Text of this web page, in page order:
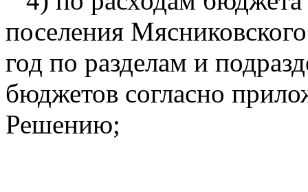
поселения
год по разделам и
бюджетов согласно
Решению;